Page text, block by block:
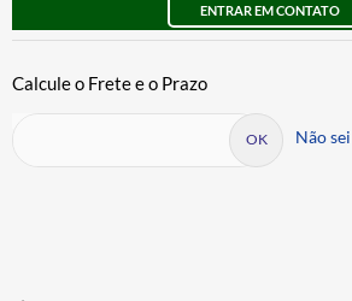
ENTRAR EM CONTATO
Não